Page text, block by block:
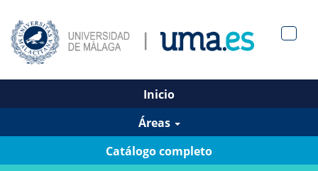
Inicio
Áreas
Catálogo completo